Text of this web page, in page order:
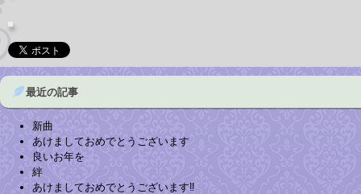
最近の記事
新曲
あけましておめでとうございます
良いお年を
絆
あけましておめでとうございます‼︎